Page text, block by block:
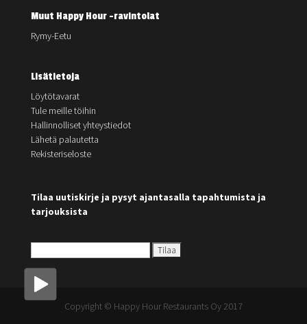
Muut Happy Hour -ravintolat
Rymy-Eetu
Lisätietoja
Löytötavarat
Tule meille töihin
Hallinnolliset yhteystiedot
Lähetä palautetta
Rekisteriseloste
Tilaa uutiskirje ja pysyt ajantasalla tapahtumista ja
tarjouksista
Copyright © Happy Hour Restaurants Oy 2017